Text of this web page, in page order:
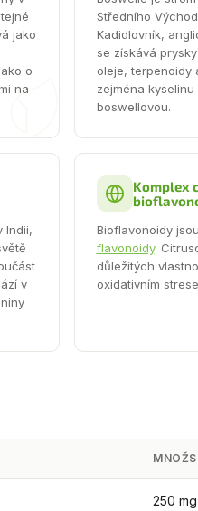
jako
o
na
Středního
Kadidlovník,
se získává
oleje, terpenoidy
zejména
boswellovou.
Indii,
v
Komplex
Bioflavonoidy
flavonoidy.
důležitých
oxidativním
250 mg